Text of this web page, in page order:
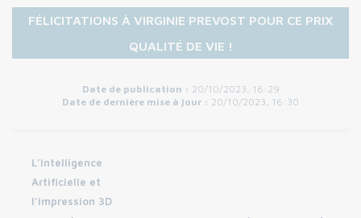
FÉLICITATIONS À VIRGINIE PREVOST POUR CE PRIX
QUALITÉ DE VIE !
Date de publication : 20/10/2023, 16:29
Date de dernière mise à jour : 20/10/2023, 16:30
L’Intelligence
Artificielle et
l’impression 3D